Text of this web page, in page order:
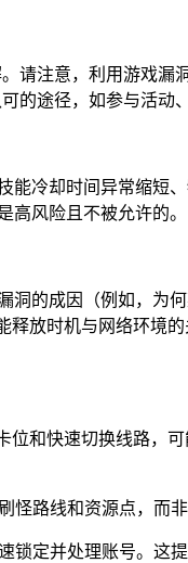
注意，利用游戏
途径，如参与活动
冷却时间异常缩短
高风险且不被允许的。
的成因（例如，为
放时机与网络环境
和快速切换线路，
怪路线和资源点，而非
定并处理账号。这